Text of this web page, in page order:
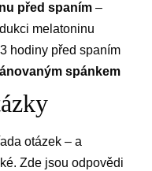
před spaním –
melatoninu
hodiny před spaním
spánkem
otázek – a
Zde jsou odpovědi